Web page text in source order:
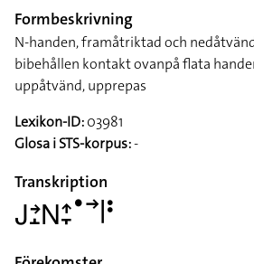
Formbeskrivning
N-handen, framåtriktad och
bibehållen kontakt ovanpå flata
uppåtvänd, upprepas
Lexikon-ID:03981
Glosa i STS-korpus:-
Transkription
􌤢􌥔􌤸􌥌􌤴􌥙􌤟􌥣􌥼􌥻